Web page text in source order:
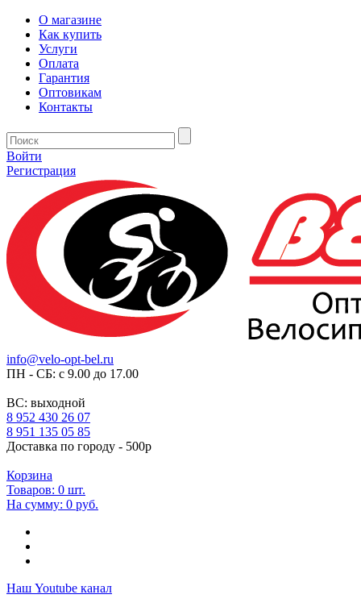
О магазине
Как купить
Услуги
Оплата
Гарантия
Оптовикам
Контакты
Войти
Регистрация
info@velo-opt-bel.ru
ПН - СБ: с 9.00 до 17.00
ВС: выходной
8 952 430 26 07
8 951 135 05 85
Доставка по городу - 500р
Корзина
Товаров: 0 шт.
На сумму: 0 руб.
Наш Youtube канал